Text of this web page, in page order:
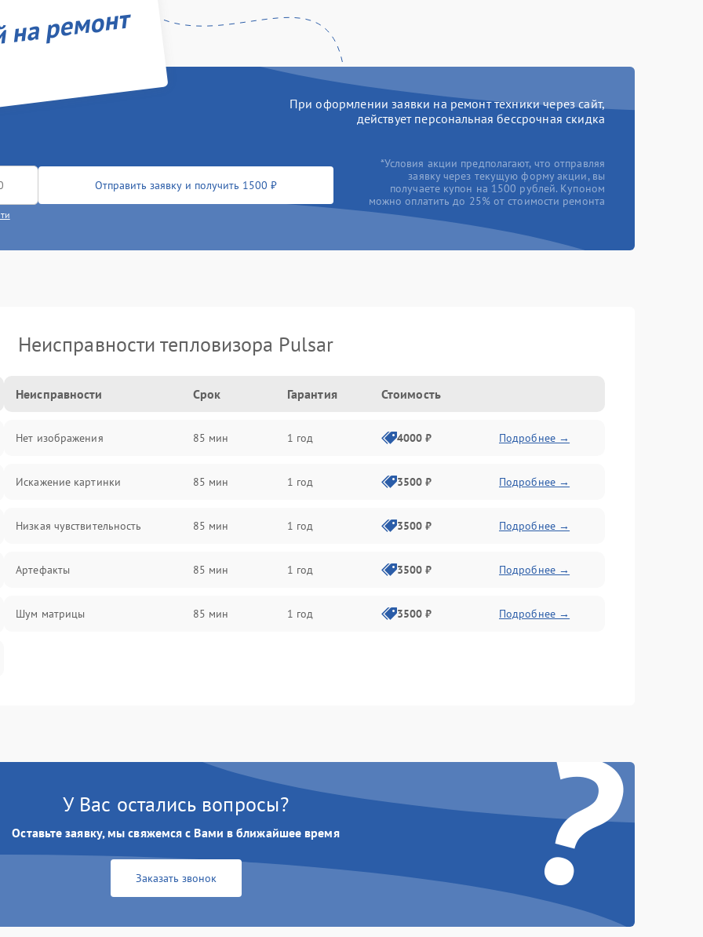
ремонт
При оформлении заявки на ремонт техники через сайт,
действует персональная бессрочная скидка
Отправить заявку и получить 1500 ₽
*Условия акции предполагают, что отправляя
заявку через текущую форму акции, вы
получаете купон на 1500 рублей. Купоном
можно оплатить до 25% от стоимости ремонта
Неисправности тепловизора Pulsar
Неисправности Срок Гарантия Стоимость
Нет изображения 85 мин 1 год 4000 ₽ Подробнее →
Искажение картинки 85 мин 1 год 3500 ₽ Подробнее →
Низкая чувствительность 85 мин 1 год 3500 ₽ Подробнее →
Артефакты 85 мин 1 год 3500 ₽ Подробнее →
Шум матрицы 85 мин 1 год 3500 ₽ Подробнее →
?
У Вас остались вопросы?
Оставьте заявку, мы свяжемся с Вами в ближайшее время
Заказать звонок